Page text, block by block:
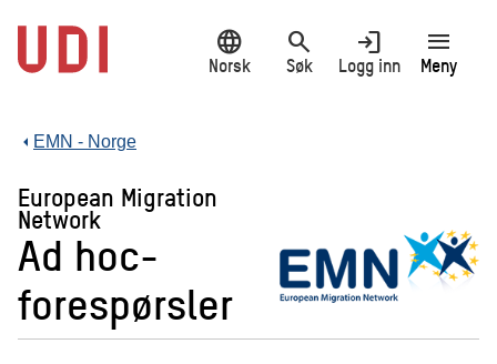
hovedinnhold
language
Norsk
search
Søk
login
Logg inn
menu
Meny
EMN - Norge
European Migration
Network
Ad hoc-
forespørsler